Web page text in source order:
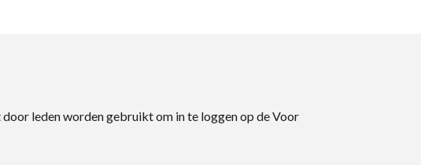
leden worden gebruikt om in te loggen op de Voor